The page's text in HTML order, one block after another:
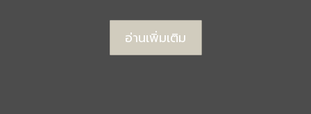
อ่านเพิ่มเติม